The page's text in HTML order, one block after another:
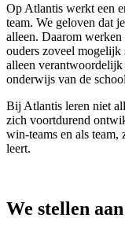
Op Atlantis werkt een
team. We geloven dat
alleen. Daarom werken
ouders zoveel mogelijk
alleen
onderwijs van de
Bij Atlantis leren niet
zich voortdurend
win-teams en als team,
leert.
We stellen